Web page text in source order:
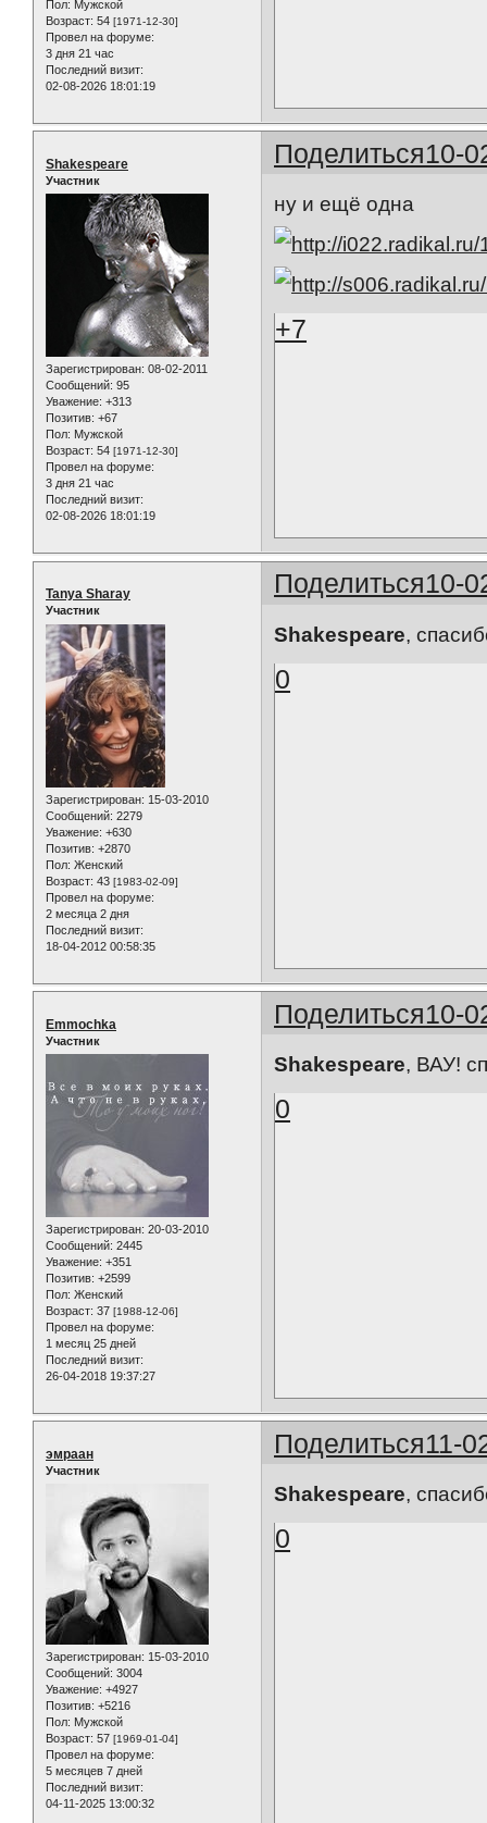
Пол: Мужской
Возраст: 54 [1971-12-30]
Провел на форуме:
3 дня 21 час
Последний визит:
02-08-2026 18:01:19
Поделиться10-
Shakespeare
Участник
Зарегистрирован: 08-02-2011
Сообщений: 95
Уважение: +313
Позитив: +67
Пол: Мужской
Возраст: 54 [1971-12-30]
Провел на форуме:
3 дня 21 час
Последний визит:
02-08-2026 18:01:19
ну и ещё одна
+7
Поделиться10-
Tanya Sharay
Участник
Зарегистрирован: 15-03-2010
Сообщений: 2279
Уважение: +630
Позитив: +2870
Пол: Женский
Возраст: 43 [1983-02-09]
Провел на форуме:
2 месяца 2 дня
Последний визит:
18-04-2012 00:58:35
Shakespeare,
0
Поделиться10-
Emmochka
Участник
Зарегистрирован: 20-03-2010
Сообщений: 2445
Уважение: +351
Позитив: +2599
Пол: Женский
Возраст: 37 [1988-12-06]
Провел на форуме:
1 месяц 25 дней
Последний визит:
26-04-2018 19:37:27
Shakespeare, ВАУ!
0
Поделиться11-
эмраан
Участник
Зарегистрирован: 15-03-2010
Сообщений: 3004
Уважение: +4927
Позитив: +5216
Пол: Мужской
Возраст: 57 [1969-01-04]
Провел на форуме:
5 месяцев 7 дней
Последний визит:
04-11-2025 13:00:32
Shakespeare,
0